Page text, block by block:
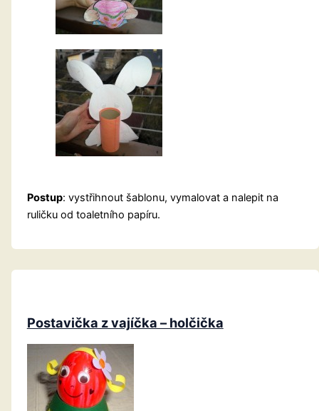
Postup: vystřihnout šablonu, vymalovat a nalepit na
ruličku od toaletního papíru.
Postavička z vajíčka – holčička